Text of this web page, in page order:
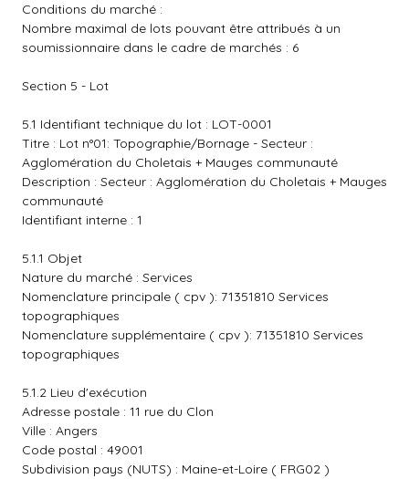
Conditions du marché :
Nombre maximal de lots pouvant être attribués à un
soumissionnaire dans le cadre de marchés : 6
Section 5 - Lot
5.1 Identifiant technique du lot : LOT-0001
Titre : Lot n°01: Topographie/Bornage - Secteur :
Agglomération du Choletais + Mauges communauté
Description : Secteur : Agglomération du Choletais + Mauges
communauté
Identifiant interne : 1
5.1.1 Objet
Nature du marché : Services
Nomenclature principale ( cpv ): 71351810 Services
topographiques
Nomenclature supplémentaire ( cpv ): 71351810 Services
topographiques
5.1.2 Lieu d'exécution
Adresse postale : 11 rue du Clon
Ville : Angers
Code postal : 49001
Subdivision pays (NUTS) : Maine-et-Loire ( FRG02 )